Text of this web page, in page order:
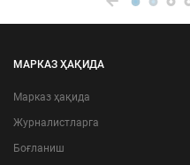
МАРКАЗ ҲАҚИДА
Марказ ҳақида
Журналистларга
Боғланиш